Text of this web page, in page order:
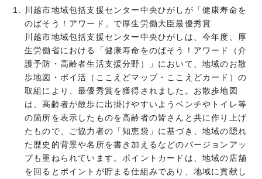
川越市地域包括支援センター中央ひがしが「健康寿命を
のばそう！アワード」で厚生労働大臣最優秀賞
川越市地域包括支援センター中央ひがしは、今年度、厚
生労働省における「健康寿命をのばそう！アワード（介
護予防・高齢者生活支援分野）」において、地域のお散
歩地図・ポイ活（ここえどマップ・ここえどカード）の
取組により、最優秀賞を獲得されました。お散歩地図
は、高齢者が散歩に出掛けやすいようベンチやトイレ等
の箇所を表示したものを高齢者の皆さんと共に作り上げ
たもので、ご協力者の「知恵袋」に基づき、地域の隠れ
た歴史的背景や名所を書き加えるなどのバージョンアッ
プも重ねられています。ポイントカードは、地域の店舗
を回るとポイントが貯まる仕組みであり、地域に貢献し